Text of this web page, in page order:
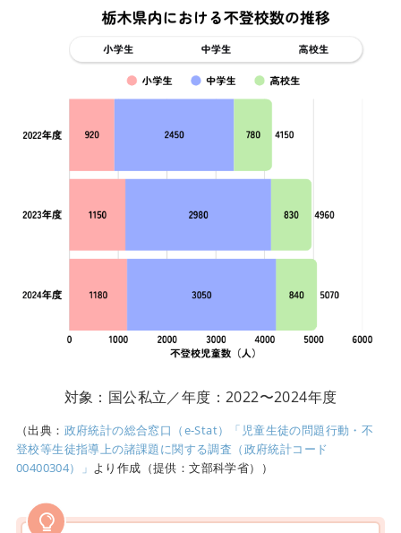
対象：国公私立／年度：2022〜2024年度
（出典： 政府統計の総合窓口（e-Stat）「児童生徒の問題行動・不
登校等生徒指導上の諸課題に関する調査（政府統計コード
00400304）」 より作成（提供：文部科学省））